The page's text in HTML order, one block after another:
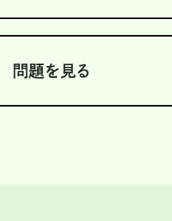
問題を見る